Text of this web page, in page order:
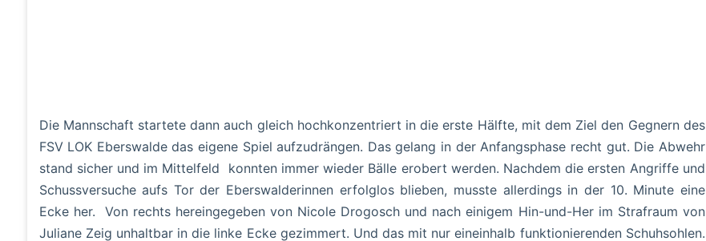
Die Mannschaft startete dann auch gleich hochkonzentriert in die erste Hälfte, mit dem Ziel den Gegnern des
FSV LOK Eberswalde das eigene Spiel aufzudrängen. Das gelang in der Anfangsphase recht gut. Die Abwehr
stand sicher und im Mittelfeld konnten immer wieder Bälle erobert werden. Nachdem die ersten Angriffe und
Schussversuche aufs Tor der Eberswalderinnen erfolglos blieben, musste allerdings in der 10. Minute eine
Ecke her. Von rechts hereingegeben von Nicole Drogosch und nach einigem Hin-und-Her im Strafraum von
Juliane Zeig unhaltbar in die linke Ecke gezimmert. Und das mit nur eineinhalb funktionierenden Schuhsohlen.